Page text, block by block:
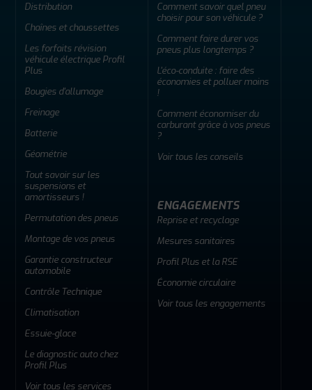
Distribution
Chaînes et chaussettes
Les forfaits révision
véhicule électrique Profil
Plus
Bougies d'allumage
Freinage
Batterie
Géométrie
Tout savoir sur les
suspensions et
amortisseurs !
Permutation des pneus
Montage de vos pneus
Garantie constructeur
automobile
Contrôle Technique
Climatisation
Essuie-glace
Le diagnostic auto chez
Profil Plus
Voir tous les services
Comment savoir quel pneu
choisir pour son véhicule ?
Comment faire durer vos
pneus plus longtemps ?
L'éco-conduite : faire des
économies et polluer moins
!
Comment économiser du
carburant grâce à vos pneus
?
Voir tous les conseils
ENGAGEMENTS
Reprise et recyclage
Mesures sanitaires
Profil Plus et la RSE
Économie circulaire
Voir tous les engagements